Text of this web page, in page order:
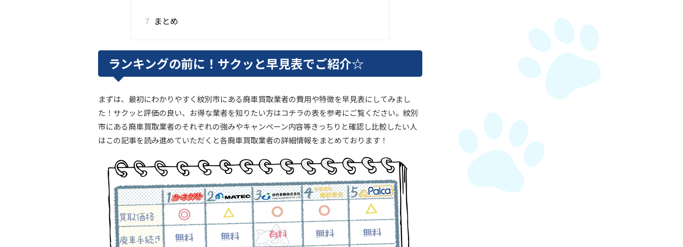
7 まとめ
ランキングの前に！サクッと早見表でご紹介☆
まずは、最初にわかりやすく紋別市にある廃車買取業者の費用や特徴を早見表にしてみまし
た！サクッと評価の良い、お得な業者を知りたい方はコチラの表を参考にご覧ください。紋別
市にある廃車買取業者のそれぞれの強みやキャンペーン内容等きっちりと確認し比較したい人
はこの記事を読み進めていただくと各廃車買取業者の詳細情報をまとめております！